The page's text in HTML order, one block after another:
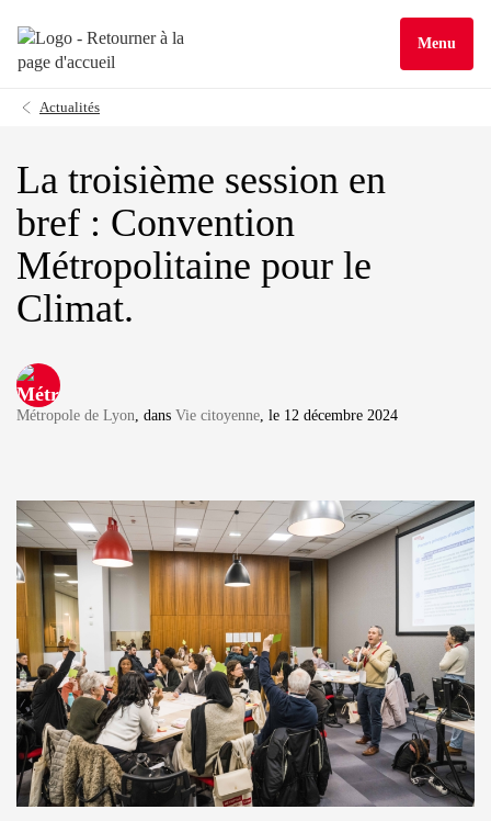
Menu
Actualités
La troisième session en
bref : Convention
Métropolitaine pour le
Climat.
Métropole de Lyon, dans Vie citoyenne, le 12 décembre 2024